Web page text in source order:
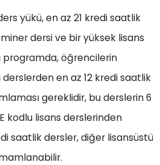
yükü, en az 21 kredi saatlik
dersi ve bir yüksek lisans
programda, öğrencilerin
derslerden en az 12 kredi saatlik
gereklidir, bu derslerin 6
kodlu lisans derslerinden
saatlik dersler, diğer lisansüstü